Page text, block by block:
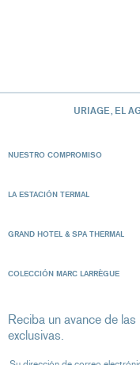
URIAGE, EL
NUESTRO COMPROMISO
LA ESTACIÓN TERMAL
GRAND HOTEL & SPA THERMAL
COLECCIÓN MARC LARRÈGUE
Reciba un avance de
exclusivas.
Su dirección de correo